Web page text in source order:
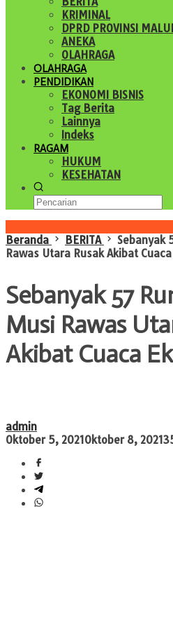
KRIMINAL
DPRD PROVINSI
ANEKA
OLAHRAGA
OLAHRAGA
PENDIDIKAN
EKONOMI BISNIS
Tag Berita
Lainnya
Indeks
RAGAM
HUKUM
KESEHATAN
Beranda
BERITA
Sebanyak
Rawas Utara Rusak Akibat
Sebanyak 57
Musi Rawas
Akibat Cuaca
admin
Oktober 5, 2021Oktober 8, 2021